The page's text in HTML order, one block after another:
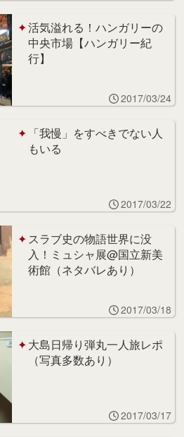
活気溢れる！ハンガリーの
中央市場【ハンガリー紀
行】
2017/03/24
「我慢」をすべきでない人
もいる
2017/03/22
スラブ史の物語世界に没
入！ミュシャ展@国立新美
術館（ネタバレあり）
2017/03/18
大島日帰り弾丸一人旅レポ
（写真多数あり）
2017/03/17